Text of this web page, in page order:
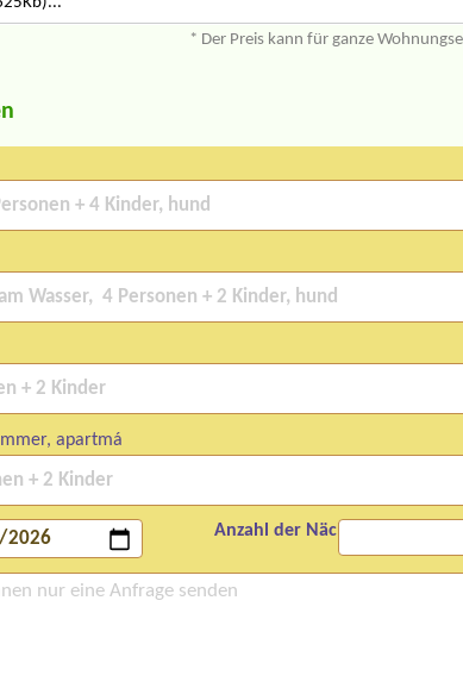
* Der Preis kann für ganze
apartmá
Anzahl der Nächte: